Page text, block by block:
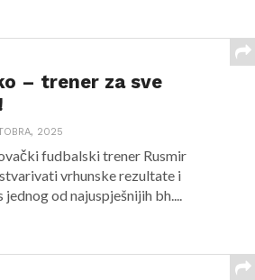
– trener za sve
2025
fudbalski trener Rusmir
vrhunske rezultate i
od najuspješnijih bh....